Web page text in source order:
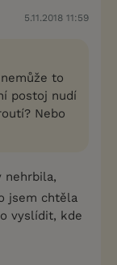
5.11.2018 11:59
to
postoj nudí
Nebo
nehrbila,
jsem chtěla
vyslídit, kde